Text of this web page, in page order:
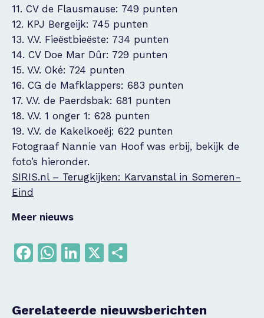
11. CV de Flausmause: 749 punten
12. KPJ Bergeijk: 745 punten
13. V.V. Fieëstbieëste: 734 punten
14. CV Doe Mar Dûr: 729 punten
15. V.V. Oké: 724 punten
16. CG de Mafklappers: 683 punten
17. V.V. de Paerdsbak: 681 punten
18. V.V. 1 onger 1: 628 punten
19. V.V. de Kakelkoeëj: 622 punten
Fotograaf Nannie van Hoof was erbij, bekijk de
foto’s hieronder.
SIRIS.nl – Terugkijken: Karvanstal in Someren-
Eind
Meer nieuws
Facebook
WhatsApp
LinkedIn
X
Gerelateerde nieuwsberichten